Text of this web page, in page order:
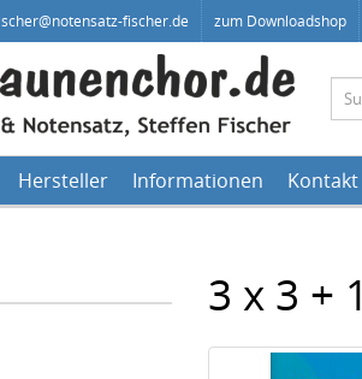
fischer.de zum Downloadshop
Hersteller Informationen Kontakt
3 x 3 + 1